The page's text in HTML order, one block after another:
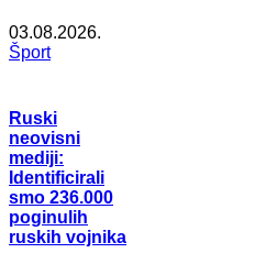
03.08.2026.
Šport
Ruski
neovisni
mediji:
Identificirali
smo 236.000
poginulih
ruskih vojnika